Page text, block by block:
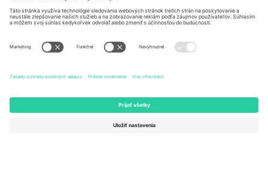
Unter den Linden 24, 10117
167 City Road, London, Greater
Kingdom
United States
Newark, Delaware 19713, United
States
Switzerland
Engelberg, Switzerland